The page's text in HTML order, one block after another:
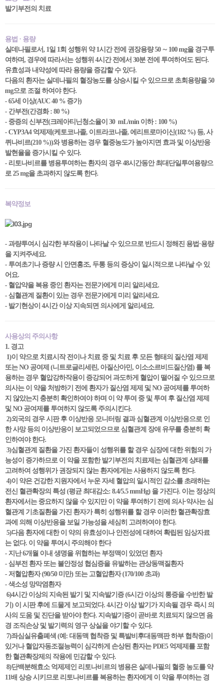
발기부전의 치료
용법 · 용량
실데나필로서, 1일 1회 성행위 약 1시간 전에 권장용량 50 ∼ 100 mg을 경구투
여하며, 경우에 따라서는 성행위 4시간 전에서 30분 전에 투여하여도 된다.
유효성과 내약성에 따라 용량을 증감할 수 있다.
다음의 환자는 실데나필의 혈장농도를 상승시킬 수 있으므로 초회용량을 50
mg으로 조절 하여야 한다.
- 65세 이상(AUC 40 % 증가)
- 간부전(간경화 : 80 %)
- 중증의 신부전(크레아티닌청소율이 30 mL/min 이하 : 100 %)
- CYP3A4 억제제(케토코나졸, 이트라코나졸, 에리트로마이신(182 %) 등, 사
퀴나비르(210 %))와 병용하는 경우 혈중농도가 높아지면 효과 및 이상반응
발현율을 증가시킬 수 있다.
- 리토나비르를 병용투여하는 환자의 경우 48시간동안 최대단일투여용량으
로 25 mg을 초과하지 않도록 한다.
복약정보
- 과량투여시 심각한 부작용이 나타날 수 있으므로 반드시 정해진 용법·용량
을 지켜주세요.
- 투여초기나 증량 시 안면홍조, 두통 등의 증상이 일시적으로 나타날 수 있
어요.
- 혈압약을 복용 중인 환자는 전문가에게 미리 알리세요.
- 심혈관계 질환이 있는 경우 전문가에게 미리 알리세요.
- 발기현상이 4시간 이상 지속되면 의사에게 알리세요.
사용상의 주의사항
1. 경고
1)이 약으로 치료시작 전이나 치료 중 및 치료 후 모든 형태의 질산염 제제
또는 NO 공여제 (니트로글리세린, 아질산아민, 이소소르비드질산염) 를 복
용하는 경우 혈압강하작용이 증강되어 과도하게 혈압이 떨어질 수 있으므로
의사는 이 약을 처방하기 전에 환자가 질산염 제제 및 NO 공여제를 투여하
지 않았는지 충분히 확인하여야 하며 이 약 투여 중 및 투여 후 질산염 제제
및 NO 공여제를 투여하지 않도록 주의시킨다.
2)외국의 경우 시판 후 이상반응 모니터링 결과 심혈관계 이상반응으로 인
한 사망 등의 이상반응이 보고되었으므로 심혈관계 장애 유무를 충분히 확
인하여야 한다.
3)심혈관계 질환을 가진 환자들이 성행위를 할 경우 심장에 대한 위험의 가
능성이 증가하므로 이 약을 포함한 발기부전의 치료제는 심혈관계 상태를
고려하여 성행위가 권장되지 않는 환자에게는 사용하지 않도록 한다.
4)이 약은 건강한 지원자에서 누운 자세 혈압의 일시적인 감소를 초래하는
전신 혈관확장의 특성 (평균 최대감소: 8.4/5.5 mmHg) 을 가진다. 이는 정상의
환자에서는 중요하지 않을 수 있지만 이 약을 투여하기 전에 의사·약사는 심
혈관계 기초질환을 가진 환자가 특히 성행위를 할 경우 이러한 혈관확장효
과에 의해 이상반응을 보일 가능성을 세심히 고려하여야 한다.
5)다음 환자에 대한 이 약의 유효성이나 안전성에 대하여 확립된 임상자료
는 없다. 이 약을 투여시 주의해야 한다
- 지난 6개월 이내 생명을 위협하는 부정맥이 있었던 환자
- 심부전 환자 또는 불안정성 협심증을 유발하는 관상동맥질환자
- 저혈압환자 (90/50 미만) 또는 고혈압환자 (170/100 초과)
- 색소성 망막염환자
6)4시간 이상의 지속된 발기 및 지속발기증 (6시간 이상의 통증을 수반한 발
기) 이 시판 후에 드물게 보고되었다. 4시간 이상 발기가 지속될 경우 즉시 의
사의 도움 및 진단을 받아야 한다. 지속발기증이 곧바로 치료되지 않으면 음
경 조직손상 및 발기력의 영구 상실을 야기할 수 있다.
7)좌심실유출폐색 (예: 대동맥 협착증 및 특발비후대동맥판 하부 협착증)이
있거나 혈압자동조절능력이 심각하게 손상된 환자는 PDE5 억제제를 포함
한 혈관확장제의 작용에 민감할 수 있다.
8)단백분해효소 억제제인 리토나비르의 병용은 실데나필의 혈중 농도를 약
11배 상승 시키므로 리토나비르를 복용하는 환자에게 이 약을 투여하는 경